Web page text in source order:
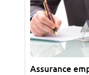
Assurance